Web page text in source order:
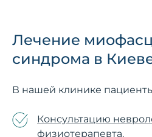
Лечение
синдрома в
В нашей клинике
Консультацию
физиотерапевта.